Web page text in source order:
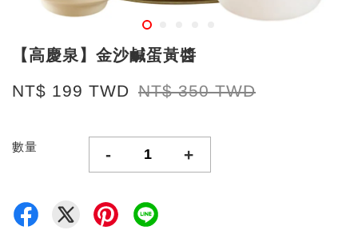
【高慶泉】金沙鹹蛋黃醬
NT$ 199 TWD NT$ 350 TWD
數量 - +